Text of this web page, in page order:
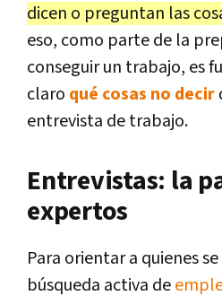
dicen o preguntan las
eso, como parte de la
conseguir un trabajo, es
claro qué cosas no decir
entrevista de trabajo.
Entrevistas: la
expertos
Para orientar a quienes
búsqueda activa de